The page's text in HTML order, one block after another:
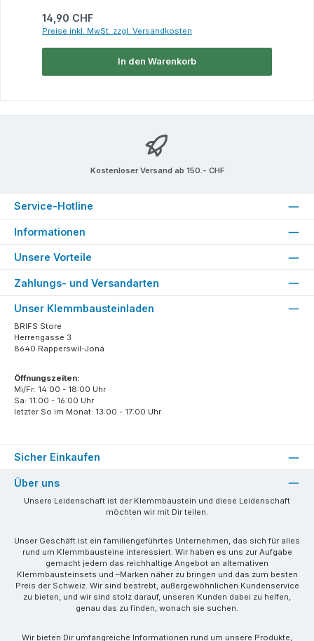
Regulärer Preis:
14,90 CHF
Preise inkl. MwSt. zzgl. Versandkosten
In den Warenkorb
Kostenloser Versand ab 150.- CHF
Service-Hotline
Informationen
Unsere Vorteile
Zahlungs- und Versandarten
Sicher Einkaufen
Unser Klemmbausteinladen
BRIFS Store
Herrengasse 3
8640 Rapperswil-Jona
Öffnungszeiten:
Mi/Fr: 14:00 - 18:00 Uhr
Sa: 11:00 - 16:00 Uhr
letzter So im Monat: 13:00 - 17:00 Uhr
Über uns
Unsere Leidenschaft ist der Klemmbaustein und diese Leidenschaft
möchten wir mit Dir teilen.
Unser Geschäft ist ein familiengeführtes Unternehmen, das sich für alles
rund um Klemmbausteine interessiert. Wir haben es uns zur Aufgabe
gemacht jedem das reichhaltige Angebot an alternativen
Klemmbausteinsets und –Marken näher zu bringen und das zum besten
Preis der Schweiz. Wir sind bestrebt, außergewöhnlichen Kundenservice
zu bieten, und wir sind stolz darauf, unseren Kunden dabei zu helfen,
genau das zu finden, wonach sie suchen.
Wir bieten Dir umfangreiche Informationen rund um unsere Produkte,